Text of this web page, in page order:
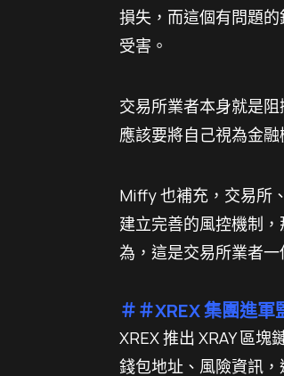
損失，而這個有問題
受害。
交易所業者本身就是
應該要將自己視為金
Miffy 也補充，交易所
建立完善的風控機制
為，這是交易所業者
＃＃XREX 集團進
XREX 推出 XRAY 區
錢包地址、風險資訊